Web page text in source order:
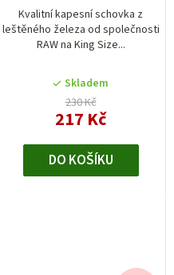
Kvalitní kapesní schovka z
leštěného železa od společnosti
RAW na King Size...
Skladem
230 Kč
217 Kč
DO KOŠÍKU